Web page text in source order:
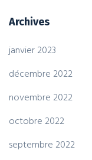
Archives
janvier 2023
décembre 2022
novembre 2022
octobre 2022
septembre 2022